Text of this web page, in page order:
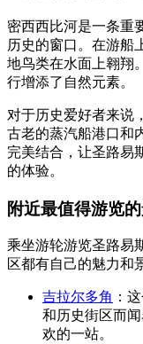
密西西比河是一条重
历史的窗口。在游船
地鸟类在水面上翱翔
行增添了自然元素。
对于历史爱好者来说
古老的蒸汽船港口和
完美结合，让圣路易
的体验。
附近最值得游览
乘坐游轮游览圣路易
区都有自己的魅力和
吉拉尔多角 ：
和历史街区而
欢的一站。